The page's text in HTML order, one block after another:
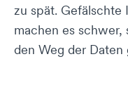
zu spät. Gefälschte
machen es schwer,
den Weg der